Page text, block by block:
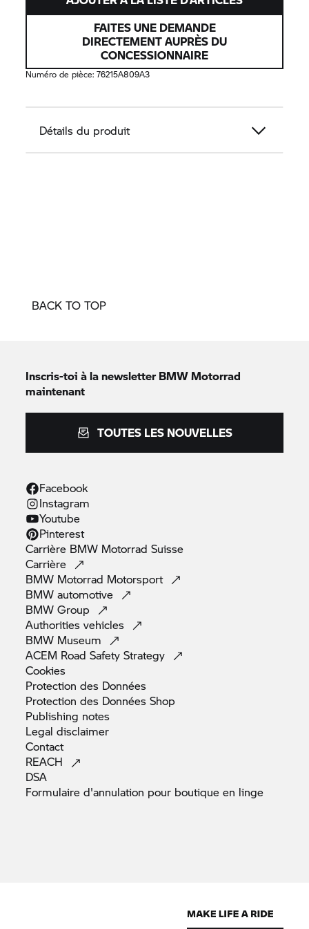
FAITES UNE DEMANDE
DIRECTEMENT AUPRÈS DU
CONCESSIONNAIRE
Numéro de pièce:76215A809A3
Détails du produit
BACK TO TOP
Inscris-toi à la newsletterBMW Motorrad
maintenant
TOUTES LES NOUVELLES
Facebook
Instagram
Youtube
Pinterest
Carrière BMW Motorrad Suisse
Carrière
BMW Motorrad Motorsport
BMWautomotive
BMWGroup
Authoritiesvehicles
BMW Museum
ACEM Road SafetyStrategy
Cookies
Protection des Données
Protection des DonnéesShop
Publishing notes
Legaldisclaimer
Contact
REACH
DSA
Formulaire d'annulation pour boutique en linge